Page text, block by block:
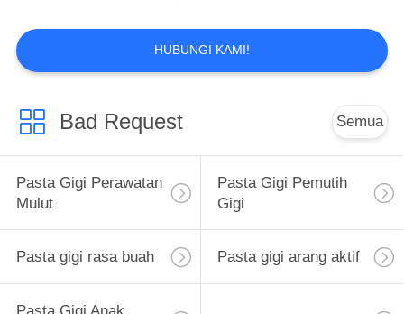
Sikat Gigi
Perawatan Mulut
88
HUBUNGI KAMI!
Bad Request Semua
Pasta Gigi Perawatan
Mulut
Pasta Gigi Pemutih
Gigi
Pasta gigi rasa buah Pasta gigi arang aktif